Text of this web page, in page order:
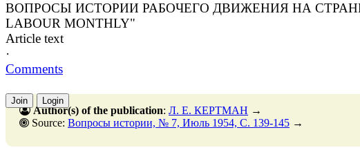
ВОПРОСЫ ИСТОРИИ РАБОЧЕГО ДВИЖЕНИЯ НА
LABOUR MONTHLY"
Article text
·
Comments
Join Login
Author(s) of the publication: Л. Е. КЕРТМАН →
Source: Вопросы истории, № 7, Июль 1954, C. 139-145 →